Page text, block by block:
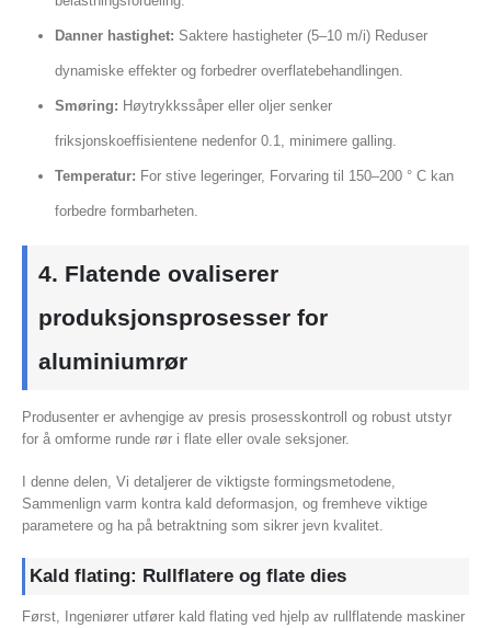
Danner hastighet: Saktere hastigheter (5–10 m/i) Reduser
dynamiske effekter og forbedrer overflatebehandlingen.
Smøring: Høytrykkssåper eller oljer senker
friksjonskoeffisientene nedenfor 0.1, minimere galling.
Temperatur: For stive legeringer, Forvaring til 150–200 ° C kan
forbedre formbarheten.
4. Flatende ovaliserer
produksjonsprosesser for
aluminiumrør
Produsenter er avhengige av presis prosesskontroll og robust utstyr
for å omforme runde rør i flate eller ovale seksjoner.
I denne delen, Vi detaljerer de viktigste formingsmetodene,
Sammenlign varm kontra kald deformasjon, og fremheve viktige
parametere og ha på betraktning som sikrer jevn kvalitet.
Kald flating: Rullflatere og flate dies
Først, Ingeniører utfører kald flating ved hjelp av rullflatende maskiner